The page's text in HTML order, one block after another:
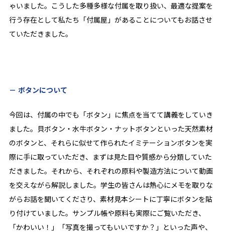
ゃいました。こうした多種多様な付属を取り扱い、最適な提案を
行う存在として私たち「付属屋」があることについてもお話させ
ていただきました。
ボタンについて
今回は、付属の中でも「ボタン」に焦点を当てて講義をしていき
ました。貝ボタン・水牛ボタン・ナットボタンといった天然素材
のボタンと、それらに似せて作られたイミテーションボタンを実
際に手に取っていただき、まずは見た目や質感から分類していた
だきました。それから、それぞれの原料や製造方法について動画
を交えながら解説しました。学生の皆さんは熱心にメモを取りな
がらお話を聞いてくださり、素材見本シートに丁寧にボタンを貼
り付けていました。サンプル帳や原料も実際にご覧いただき、
「かわいい！」「写真を撮ってもいいですか？」といった声や、